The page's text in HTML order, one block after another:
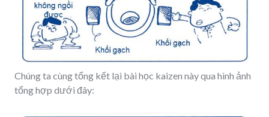
Chúng ta cùng tổng kết lại bài học kaizen này qua hình ảnh
tổng hợp dưới đây: